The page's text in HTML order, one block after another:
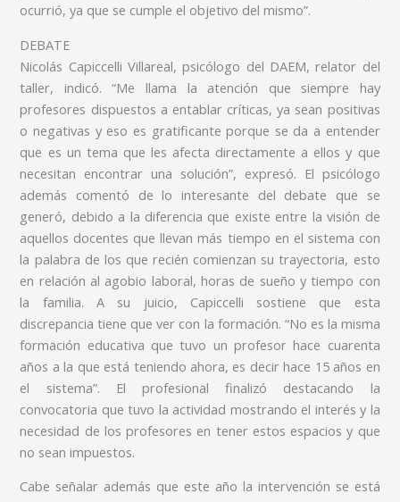
ocurrió, ya que se cumple el objetivo del mismo”.
DEBATE
Nicolás Capiccelli Villareal, psicólogo del DAEM, relator del
taller, indicó. “Me llama la atención que siempre hay
profesores dispuestos a entablar críticas, ya sean positivas
o negativas y eso es gratificante porque se da a entender
que es un tema que les afecta directamente a ellos y que
necesitan encontrar una solución”, expresó. El psicólogo
además comentó de lo interesante del debate que se
generó, debido a la diferencia que existe entre la visión de
aquellos docentes que llevan más tiempo en el sistema con
la palabra de los que recién comienzan su trayectoria, esto
en relación al agobio laboral, horas de sueño y tiempo con
la familia. A su juicio, Capiccelli sostiene que esta
discrepancia tiene que ver con la formación. “No es la misma
formación educativa que tuvo un profesor hace cuarenta
años a la que está teniendo ahora, es decir hace 15 años en
el sistema”. El profesional finalizó destacando la
convocatoria que tuvo la actividad mostrando el interés y la
necesidad de los profesores en tener estos espacios y que
no sean impuestos.
Cabe señalar además que este año la intervención se está